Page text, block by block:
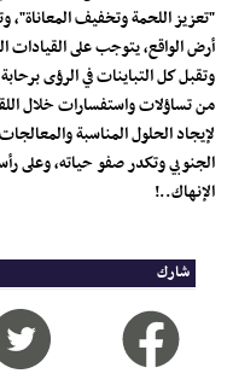
"تعزيز اللحمة وتخفيف
أرض الواقع، يتوجب على القيادات
وتقبل كل التباينات في الرؤى
من تساؤلات واستفسارات خلال
لإيجاد الحلول المناسبة
الجنوبي وتكدر صفو حياته، وعلى
الإنهاك..!
شارك